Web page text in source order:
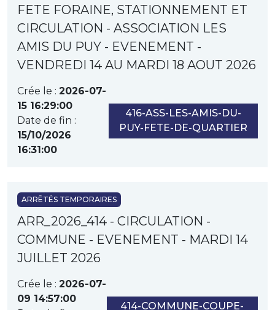
FETE FORAINE, STATIONNEMENT ET
CIRCULATION - ASSOCIATION LES
AMIS DU PUY - EVENEMENT -
VENDREDI 14 AU MARDI 18 AOUT 2026
Crée le : 2026-07-
15 16:29:00
Date de fin :
15/10/2026
16:31:00
416-ASS-LES-AMIS-DU-
PUY-FETE-DE-QUARTIER
ARRÊTÉS TEMPORAIRES
ARR_2026_414 - CIRCULATION -
COMMUNE - EVENEMENT - MARDI 14
JUILLET 2026
Crée le : 2026-07-
09 14:57:00
414-COMMUNE-COUPE-